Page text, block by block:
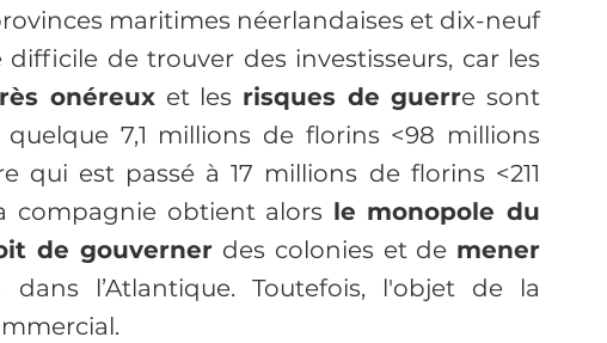
maritimes néerlandaises et dix-neuf
difficile de trouver des investisseurs, car les
onéreux et les risques de guerre sont
quelque 7,1 millions de florins <98 millions
qui est passé à 17 millions de florins <211
compagnie obtient alors le monopole du
de gouverner des colonies et de mener
dans l’Atlantique. Toutefois, l'objet de la